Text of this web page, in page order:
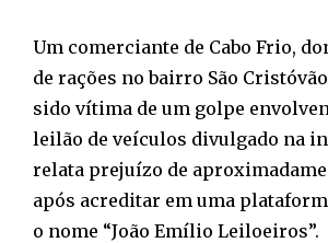
Um comerciante de Cabo Frio,
de rações no bairro São
sido vítima de um golpe
leilão de veículos divulgado na
relata prejuízo de
após acreditar em uma
o nome “João Emílio Leiloeiros”.